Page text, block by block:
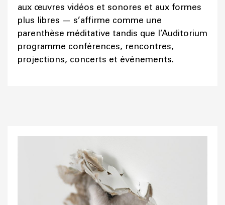
aux œuvres vidéos et sonores et aux formes
plus libres — s’affirme comme une
parenthèse méditative tandis que l’Auditorium
programme conférences, rencontres,
projections, concerts et événements.